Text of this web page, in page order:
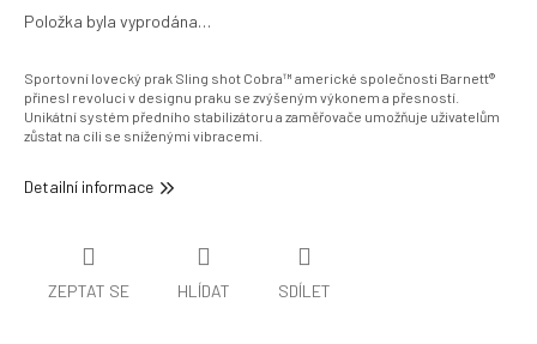
Položka byla vyprodána…
Sportovní lovecký prak Sling shot Cobra™ americké společnosti Barnett®
přinesl revoluci v designu praku se zvýšeným výkonem a přesností.
Unikátní systém předního stabilizátoru a zaměřovače umožňuje uživatelům
zůstat na cíli se sníženými vibracemi.
Detailní informace
ZEPTAT SE HLÍDAT SDÍLET